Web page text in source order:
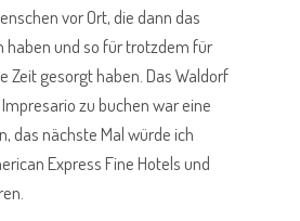
vor Ort, die dann das
haben und so für trotzdem für
Zeit gesorgt haben. Das Waldorf
zu buchen war eine
das nächste Mal würde ich
Express Fine Hotels und